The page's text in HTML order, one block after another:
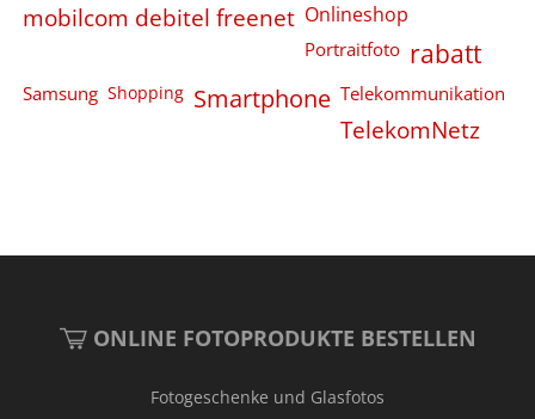
mobilcom debitel freenet Onlineshop
Portraitfoto rabatt
Samsung Shopping Smartphone Telekommunikation
TelekomNetz
ONLINE FOTOPRODUKTE BESTELLEN
Fotogeschenke und Glasfotos